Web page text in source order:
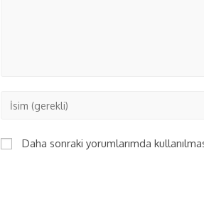
Daha sonraki yorumlarımda